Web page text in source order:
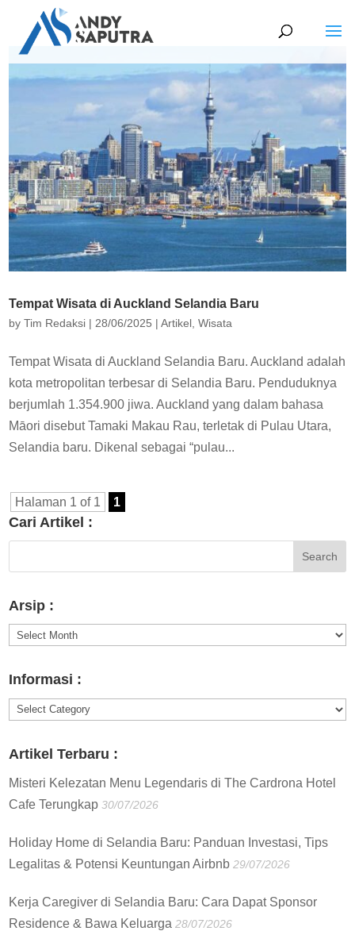
Tempat Wisata di Auckland Selandia Baru
byTim Redaksi | 28/06/2025 |Artikel ,Wisata
Tempat Wisata di Auckland Selandia Baru. Auckland adalah
kota metropolitan terbesar di Selandia Baru. Penduduknya
berjumlah 1.354.900 jiwa. Auckland yang dalam bahasa
Māori disebut Tamaki Makau Rau, terletak di Pulau Utara,
Selandia baru. Dikenal sebagai “pulau...
Halaman 1 of 1 1
Cari Artikel :
Arsip :
Arsip
Informasi :
Informasi
Artikel Terbaru :
Misteri Kelezatan Menu Legendaris di The Cardrona Hotel
Cafe Terungkap 30/07/2026
Holiday Home di Selandia Baru: Panduan Investasi, Tips
Legalitas & Potensi Keuntungan Airbnb 29/07/2026
Kerja Caregiver di Selandia Baru: Cara Dapat Sponsor
Residence & Bawa Keluarga 28/07/2026